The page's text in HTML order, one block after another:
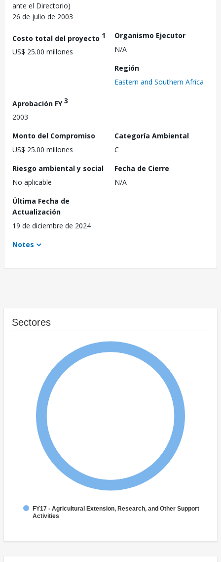
ante el Directorio)
26 de julio de 2003
Costo total del proyecto 1
US$ 25.00 millones
Organismo Ejecutor
N/A
Región
Eastern and Southern Africa
Aprobación FY3
2003
Monto del Compromiso
US$ 25.00 millones
Categoría Ambiental
C
Riesgo ambiental y social
No aplicable
Fecha de Cierre
N/A
Última Fecha de
Actualización
19 de diciembre de 2024
Notes
Sectores
FY17 - Agricultural Extension, Research, and Other Support
Activities